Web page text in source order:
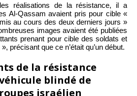
réalisations de la résistance, il a
Al-Qassam avaient pris pour cible «
au cours des deux derniers jours »
images avaient été publiées
prenant pour cible des soldats et
précisant que ce n’était qu’un début.
de la résistance
blindé de
israélien